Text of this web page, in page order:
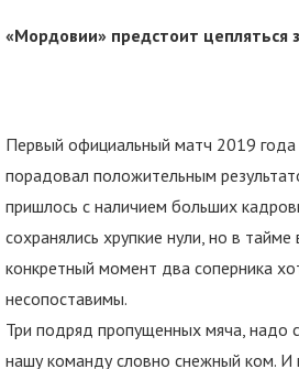
«Мордовии» предстоит цепляться
Первый официальный матч 2019
порадовал положительным
пришлось с наличием больших
сохранялись хрупкие нули, но в
конкретный момент два соперника
несопоставимы.
Три подряд пропущенных мяча, надо
нашу команду словно снежный ком. И